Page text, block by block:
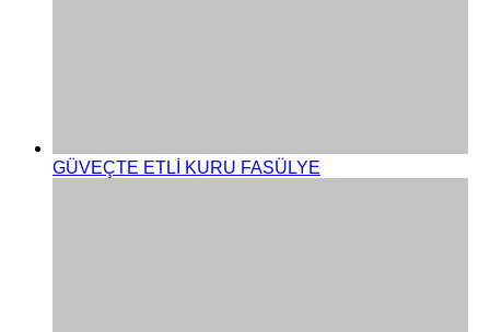
GÜVEÇTE ETLİ KURU FASÜLYE